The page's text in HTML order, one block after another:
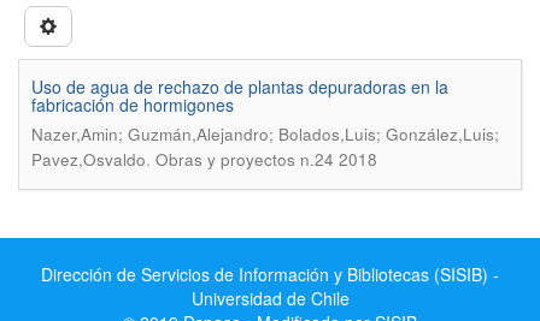
Uso de agua de rechazo de plantas depuradoras en la
fabricación de hormigones
Nazer,Amin; Guzmán,Alejandro; Bolados,Luis; González,Luis;
Pavez,Osvaldo. Obras y proyectos n.24 2018
Dirección de Servicios de Información y Bibliotecas (SISIB) -
Universidad de Chile